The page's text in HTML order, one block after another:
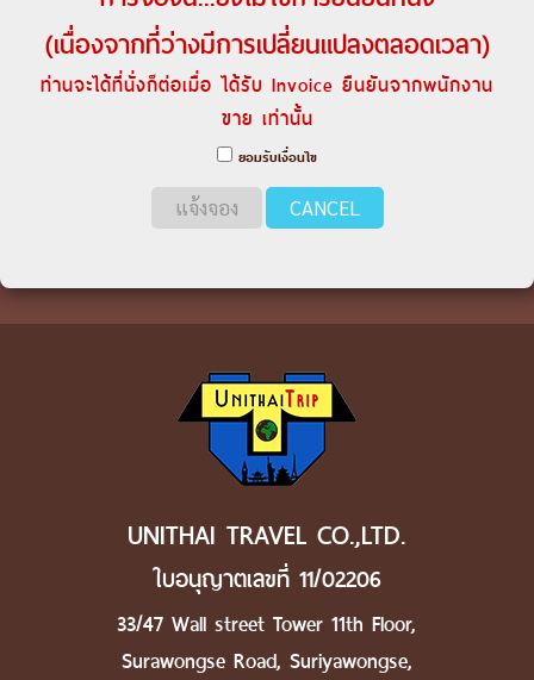
(เนื่องจากที่ว่างมีการเปลี่ยนแปลงตลอดเวลา)
ท่านจะได้ที่นั่งก็ต่อเมื่อ ได้รับ Invoice ยืนยันจากพนักงาน
ขาย เท่านั้น
ยอมรับเงื่อนไข
แจ้งจอง CANCEL
UNITHAI TRAVEL CO.,LTD.
ใบอนุญาตเลขที่ 11/02206
33/47 Wall street Tower 11th Floor,
Surawongse Road, Suriyawongse,